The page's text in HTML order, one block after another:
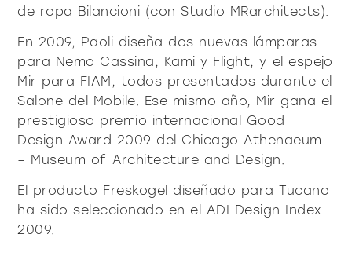
de ropa Bilancioni (con Studio MRarchitects).
En 2009, Paoli diseña dos nuevas lámparas
para Nemo Cassina, Kami y Flight, y el espejo
Mir para FIAM, todos presentados durante el
Salone del Mobile. Ese mismo año, Mir gana el
prestigioso premio internacional Good
Design Award 2009 del Chicago Athenaeum
– Museum of Architecture and Design.
El producto Freskogel diseñado para Tucano
ha sido seleccionado en el ADI Design Index
2009.